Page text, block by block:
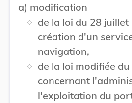
a) modification
de la loi du 28
création d'un
navigation,
de la loi modifiée
concernant
l'exploitation du